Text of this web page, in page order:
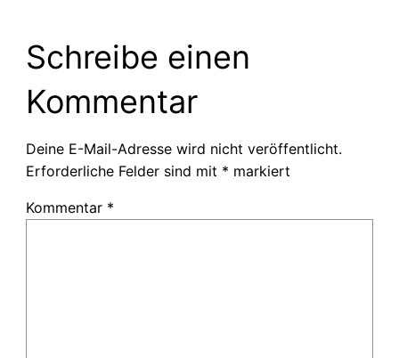
Schreibe einen
Kommentar
Deine E-Mail-Adresse wird nicht veröffentlicht.
Erforderliche Felder sind mit * markiert
Kommentar *